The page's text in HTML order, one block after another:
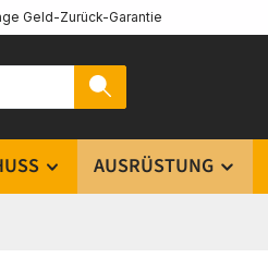
Geld-Zurück-Garantie
AUSRÜSTUNG